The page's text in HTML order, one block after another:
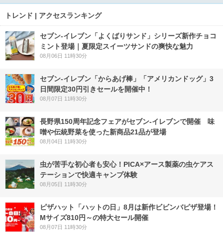
トレンド | アクセスランキング
セブン‐イレブン「よくばりサンド」シリーズ新作チョコ
ミント登場｜夏限定スイーツサンドの爽快な魅力
08月06日 11時30分
セブン‐イレブン「からあげ棒」「アメリカンドッグ」3
日間限定30円引きセールを開催中！
08月07日 11時30分
長野県150周年記念フェアがセブン-イレブンで開催 味
噌や伝統野菜を使った新商品21品が登場
08月04日 11時30分
虫が苦手な初心者も安心！PICA×アース製薬の虫ケアス
テーションで快適キャンプ体験
08月05日 11時30分
ピザハット「ハットの日」8月は新作ビビンバピザ登場！
Mサイズ810円～の特大セール開催
08月07日 11時30分